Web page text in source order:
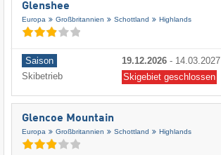
Glenshee
Europa Großbritannien Schottland Highlands
Saison 19.12.2026 - 14.03.2027
Skibetrieb
Skigebiet geschlossen
Glencoe Mountain
Europa Großbritannien Schottland Highlands